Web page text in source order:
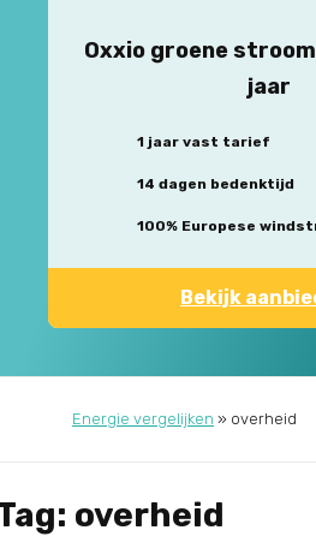
Oxxio groene
jaar
1 jaar vast tarief
14 dagen bedenktijd
100% Europese
Bekijk
Energie vergelijken » overheid
overheid